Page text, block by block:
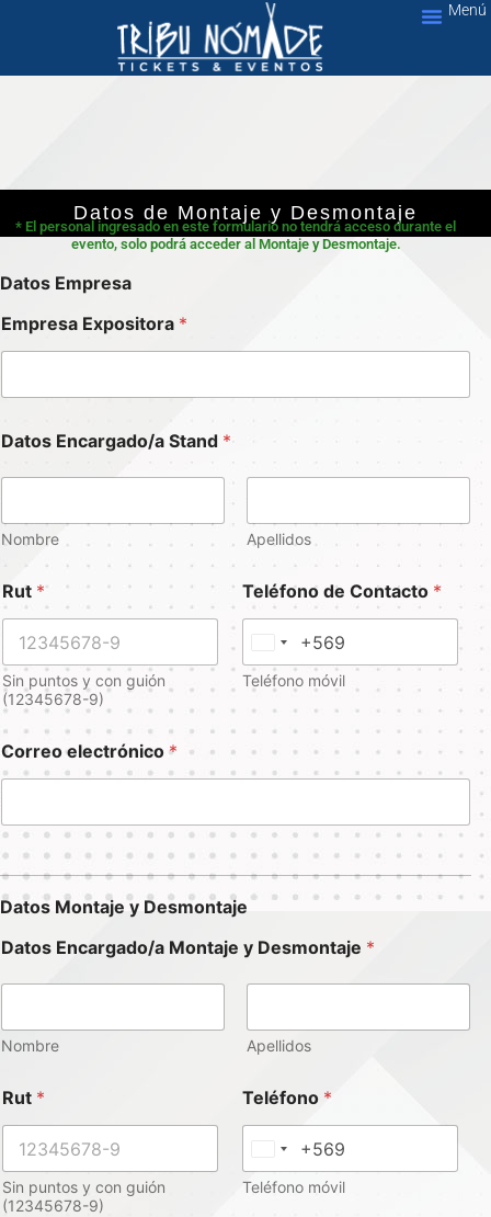
Menú
Datos de Montaje y Desmontaje
* El personal ingresado en este formulario no tendrá acceso durante el
evento, solo podrá acceder al Montaje y Desmontaje.​
Datos Empresa
Empresa Expositora *
Datos Encargado/a Stand *
Nombre Apellidos
Rut *
Sin puntos y con guión
(12345678-9)
Teléfono de Contacto *
h
+
6
Teléfono móvil
Correo electrónico *
Datos Montaje y Desmontaje
Datos Encargado/a Montaje y Desmontaje *
Nombre Apellidos
Rut *
Sin puntos y con guión
(12345678-9)
Teléfono *
h
Teléfono móvil